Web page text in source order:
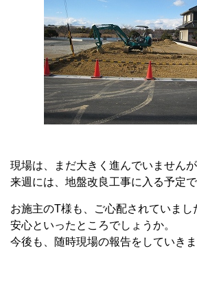
現場は、まだ大きく進んでいませんが
来週には、地盤改良工事に入る予定で
お施主のT様も、ご心配されていまし
安心といったところでしょうか。
今後も、随時現場の報告をしていきま